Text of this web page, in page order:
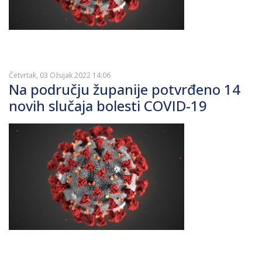
Četvrtak, 03 Ožujak 2022 14:06
Na području županije potvrđeno 14
novih slučaja bolesti COVID-19